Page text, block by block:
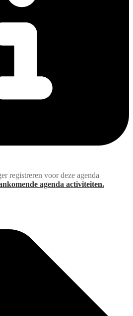
registreren voor deze agenda
agenda activiteiten.